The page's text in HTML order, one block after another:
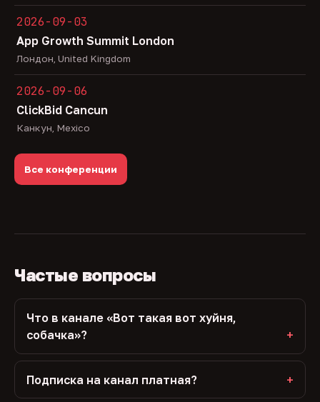
2026-09-03
App Growth Summit London
Лондон, United Kingdom
2026-09-06
ClickBid Cancun
Канкун, Mexico
Все конференции
Частые вопросы
Что в канале «Вот такая вот хуйня,
собачка»?
Подписка на канал платная?